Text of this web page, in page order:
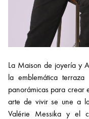
La Maison de joyería y
la emblemática
panorámicas para crear
arte de vivir se une a
Valérie Messika y el